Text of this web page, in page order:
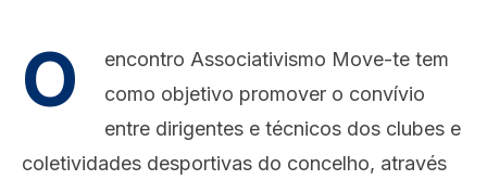
O
encontro Associativismo Move-te tem
como objetivo promover o convívio
entre dirigentes e técnicos dos clubes e
coletividades desportivas do concelho, através